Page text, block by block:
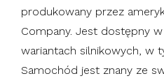
produkowany przez
Company. Jest dostępny
wariantach silnikowych, w
Samochód jest znany ze